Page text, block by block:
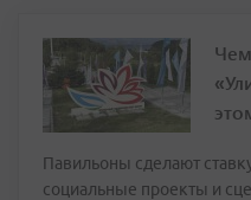
Павильоны сделают
социальные проекты и